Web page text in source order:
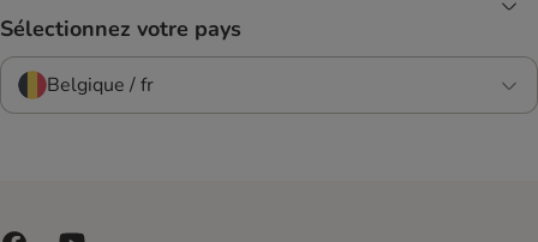
Sélectionnez votre pays
Belgique / fr